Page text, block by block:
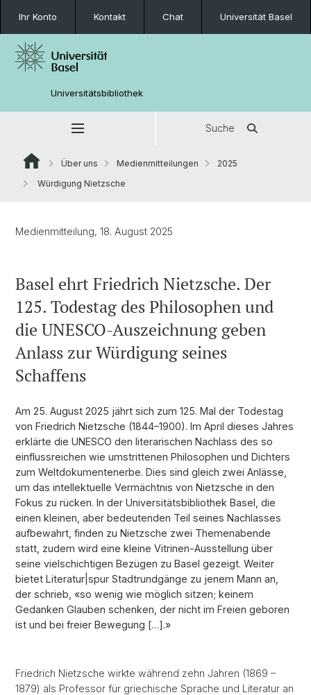
Ihr Konto Kontakt Chat Universität Basel
Universitätsbibliothek
Suche
Über uns Medienmitteilungen
2025
Würdigung Nietzsche
Medienmitteilung, 18. August 2025
Basel ehrt Friedrich Nietzsche. Der
125. Todestag des Philosophen und
die UNESCO-Auszeichnung geben
Anlass zur Würdigung seines
Schaffens
Am 25. August 2025 jährt sich zum 125. Mal der Todestag
von Friedrich Nietzsche (1844–1900). Im April dieses Jahres
erklärte die UNESCO den literarischen Nachlass des so
einflussreichen wie umstrittenen Philosophen und Dichters
zum Weltdokumentenerbe. Dies sind gleich zwei Anlässe,
um das intellektuelle Vermächtnis von Nietzsche in den
Fokus zu rücken. In der Universitätsbibliothek Basel, die
einen kleinen, aber bedeutenden Teil seines Nachlasses
aufbewahrt, finden zu Nietzsche zwei Themenabende
statt, zudem wird eine kleine Vitrinen-Ausstellung über
seine vielschichtigen Bezügen zu Basel gezeigt. Weiter
bietet Literatur|spur Stadtrundgänge zu jenem Mann an,
der schrieb, «so wenig wie möglich sitzen; keinem
Gedanken Glauben schenken, der nicht im Freien geboren
ist und bei freier Bewegung […].»
Friedrich Nietzsche wirkte während zehn Jahren (1869 –
1879) als Professor für griechische Sprache und Literatur an